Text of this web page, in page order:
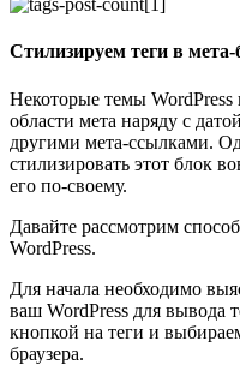
Стилизируем теги в мета-
Некоторые темы WordPress
области мета наряду с
другими мета-ссылками.
стилизировать этот блок
его по-своему.
Давайте рассмотрим
WordPress.
Для начала необходимо
ваш WordPress для вывода
кнопкой на теги и
браузера.